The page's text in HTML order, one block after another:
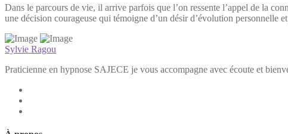
Dans le parcours de vie, il arrive parfois que l’on ressente l’appel de la
une décision courageuse qui témoigne d’un désir d’évolution
Sylvie Ragou
Praticienne en hypnose SAJECE je vous accompagne avec écoute et